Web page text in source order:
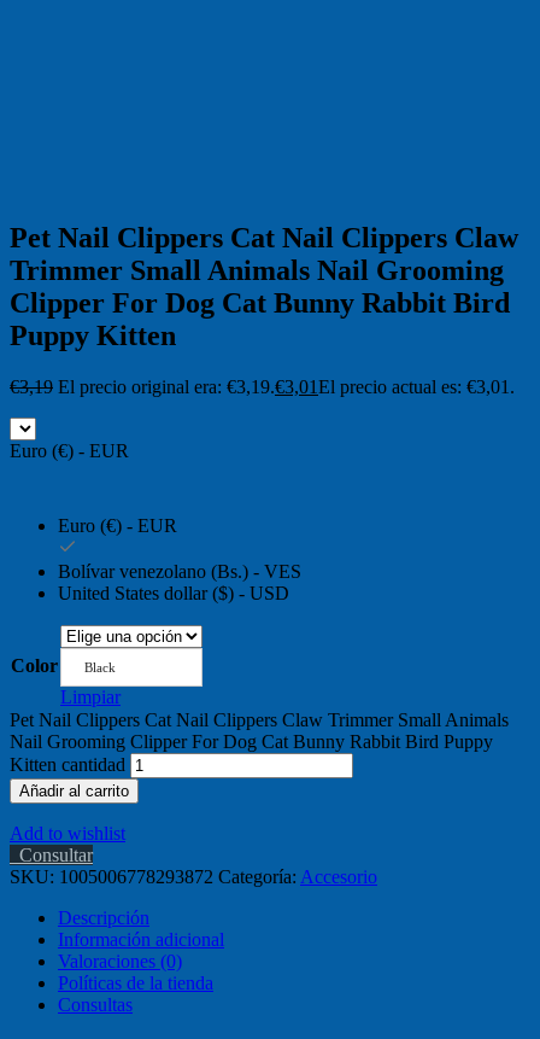
Pet Nail Clippers Cat Nail Clippers Claw
Trimmer Small Animals Nail Grooming
Clipper For Dog Cat Bunny Rabbit Bird
Puppy Kitten
€3,19 El precio original era: €3,19.€3,01El precio actual es: €3,01.
Euro (€) - EUR
Euro (€) - EUR
Bolívar venezolano (Bs.) - VES
United States dollar ($) - USD
Color Black
Limpiar
Pet Nail Clippers Cat Nail Clippers Claw Trimmer Small Animals
Nail Grooming Clipper For Dog Cat Bunny Rabbit Bird Puppy
Kitten cantidad
Añadir al carrito
Add to wishlist
Consultar
SKU: 1005006778293872 Categoría: Accesorio
Descripción
Información adicional
Valoraciones (0)
Políticas de la tienda
Consultas